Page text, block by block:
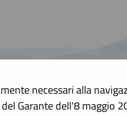
TESTO ALTO
necessari alla
Garante dell'8 maggio